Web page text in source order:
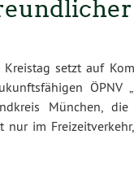
Kreistag setzt auf
ÖPNV
München,
nur im